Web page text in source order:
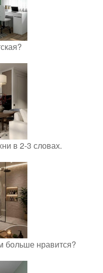
в 2-3 словах.
больше нравится?